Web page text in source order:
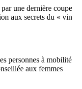
une dernière coupe
aux secrets du « vin
personnes à mobilité
aux femmes